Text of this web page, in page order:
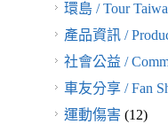
環島 / Tour
產品資訊 /
社會公益 /
車友分享 / Fan
運動傷害(12)